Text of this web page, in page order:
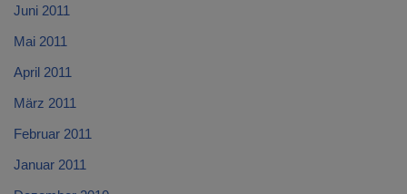
Juni 2011
Mai 2011
April 2011
März 2011
Februar 2011
Januar 2011